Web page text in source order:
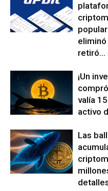
retiró...
¡Un
valía
activo
Las